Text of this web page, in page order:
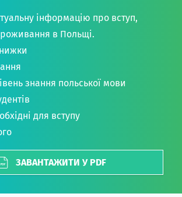
інформацію про вступ,
в Польщі.
знання польської мови
для вступу
ЗАВАНТАЖИТИ У PDF